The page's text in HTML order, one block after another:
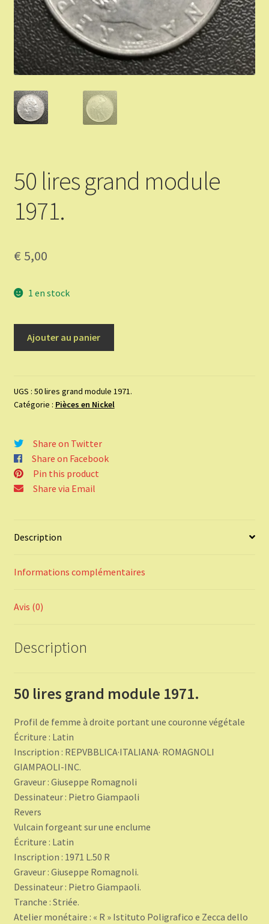
Validation de la commande
Vous Vendez
Articles Or et Argent
Conditions d’utilisation
Panier
50 lires grand module
1971.
€ 5,00
1 en stock
grand
module
Ajouter au panier
UGS : 50 lires grand module 1971.
Catégorie : Pièces en Nickel
Share on Twitter
Share on Facebook
Pin this product
Share via Email
Description
Informations complémentaires
Avis (0)
Description
50 lires grand module 1971.
Profil de femme à droite portant une couronne végétale
Écriture : Latin
Inscription : REPVBBLICA·ITALIANA· ROMAGNOLI
GIAMPAOLI-INC.
Graveur : Giuseppe Romagnoli
Dessinateur : Pietro Giampaoli
Revers
Vulcain forgeant sur une enclume
Écriture : Latin
Inscription : 1971 L.50 R
Graveur : Giuseppe Romagnoli.
Dessinateur : Pietro Giampaoli.
Tranche : Striée.
Atelier monétaire : « R » Istituto Poligrafico e Zecca dello